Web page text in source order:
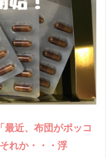
最近、布団がポッコ
れか・・・浮